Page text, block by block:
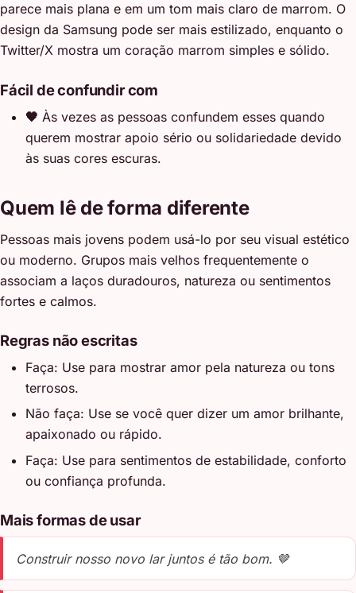
parece mais plana e em um tom mais claro de marrom. O
design da Samsung pode ser mais estilizado, enquanto o
Twitter/X mostra um coração marrom simples e sólido.
Fácil de confundir com
🖤 Às vezes as pessoas confundem esses quando
querem mostrar apoio sério ou solidariedade devido
às suas cores escuras.
Quem lê de forma diferente
Pessoas mais jovens podem usá-lo por seu visual estético
ou moderno. Grupos mais velhos frequentemente o
associam a laços duradouros, natureza ou sentimentos
fortes e calmos.
Regras não escritas
Faça: Use para mostrar amor pela natureza ou tons
terrosos.
Não faça: Use se você quer dizer um amor brilhante,
apaixonado ou rápido.
Faça: Use para sentimentos de estabilidade, conforto
ou confiança profunda.
Mais formas de usar
Construir nosso novo lar juntos é tão bom. 🤎